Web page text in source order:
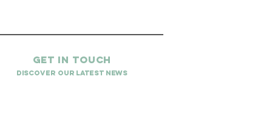
Get in touch
Discover our latest news